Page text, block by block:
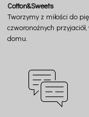
Cotton&Sweets
Tworzymy z miłości do
czworonożnych
domu.